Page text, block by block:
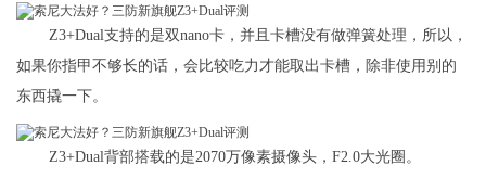
Z3+Dual支持的是双nano卡，并且卡槽没有做弹簧处理，所以，
如果你指甲不够长的话，会比较吃力才能取出卡槽，除非使用别的
东西撬一下。
Z3+Dual背部搭载的是2070万像素摄像头，F2.0大光圈。